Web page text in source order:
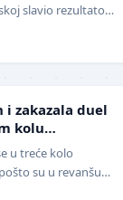
slavio rezultatom
i zakazala duel
kolu
u treće kolo
su u revanšu